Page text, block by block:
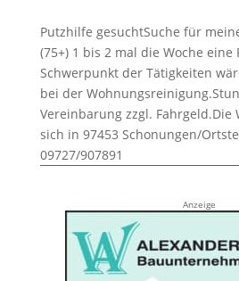
Putzhilfe gesuchtSuche für
(75+) 1 bis 2 mal die Woche eine
Schwerpunkt der Tätigkeiten
bei der
Vereinbarung zzgl. Fahrgeld.Die
sich in 97453 Schonungen/
09727/907891
Anzeige